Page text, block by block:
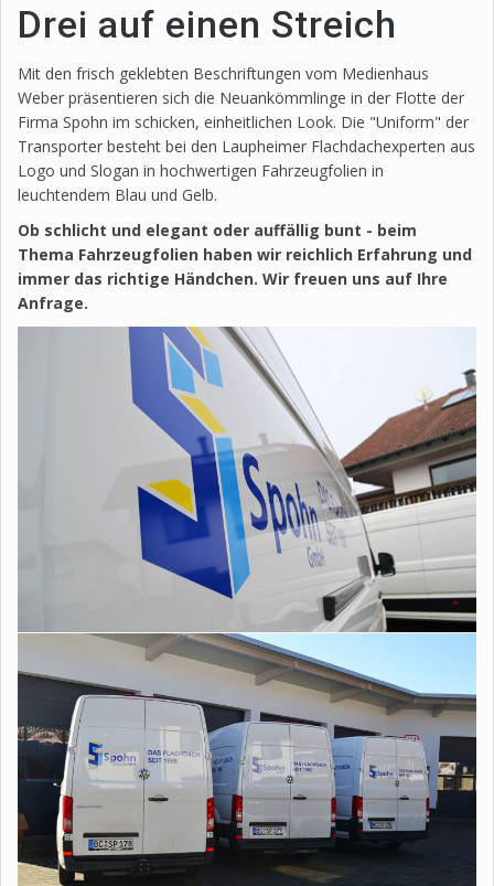
Drei auf einen Streich
Mit den frisch geklebten Beschriftungen vom Medienhaus
Weber präsentieren sich die Neuankömmlinge in der Flotte der
Firma Spohn im schicken, einheitlichen Look. Die "Uniform" der
Transporter besteht bei den Laupheimer Flachdachexperten aus
Logo und Slogan in hochwertigen Fahrzeugfolien in
leuchtendem Blau und Gelb.
Ob schlicht und elegant oder auffällig bunt - beim
Thema Fahrzeugfolien haben wir reichlich Erfahrung und
immer das richtige Händchen. Wir freuen uns auf Ihre
Anfrage.